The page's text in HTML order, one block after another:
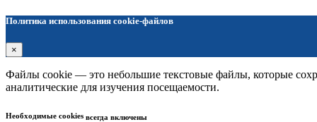
Политика использования cookie-файлов
×
Файлы cookie — это небольшие текстовые файлы, которые
аналитические для изучения посещаемости.
Необходимые cookies всегда включены